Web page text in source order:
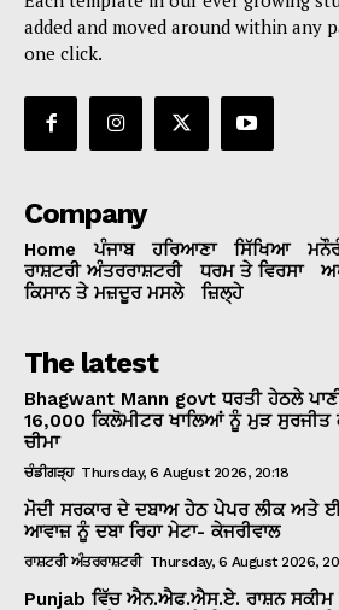
added and moved around within any
one click.
Company
Home ਪੰਜਾਬ ਹਰਿਆਣਾ ਸਿੱਖਿਆ
ਰਾਸ਼ਟਰੀ ਅੰਤਰਰਾਸ਼ਟਰੀ
ਧਰਮ ਤੇ ਵਿਰਸਾ
ਕਿਸਾਨ ਤੇ ਮਜ਼ਦੂਰ ਮਸਲੇ
ਜ਼ਿਲ੍ਹੇ
The latest
Bhagwant Mann govt ਧਰਤੀ ਹੇਠਲੇ
16,000 ਕਿਲੋਮੀਟਰ ਖਾਲਿਆਂ ਨੂੰ ਮੁੜ ਸੁਰਜੀਤ
ਚੀਮਾ
ਚੰਡੀਗੜ੍ਹ Thursday, 6 August 2026, 20:18
ਮੋਦੀ ਸਰਕਾਰ ਦੇ ਦਬਾਅ ਹੇਠ ਪੇਪਰ ਲੀਕ ਅਤੇ
ਆਵਾਜ਼ ਨੂੰ ਦਬਾ ਰਿਹਾ ਮੇਟਾ- ਕੇਜਰੀਵਾਲ
ਰਾਸ਼ਟਰੀ ਅੰਤਰਰਾਸ਼ਟਰੀ Thursday, 6 August 2026,
Punjab ਵਿੱਚ ਐਨ.ਐਫ.ਐਸ.ਏ. ਰਾਸ਼ਨ ਸਕੀਮ